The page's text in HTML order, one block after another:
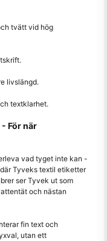
tvätt vid hög
livslängd.
textklarhet.
För när
vad tyget inte kan -
Tyveks textil etiketter
ser Tyvek ut som
och nästan
fin text och
utan ett